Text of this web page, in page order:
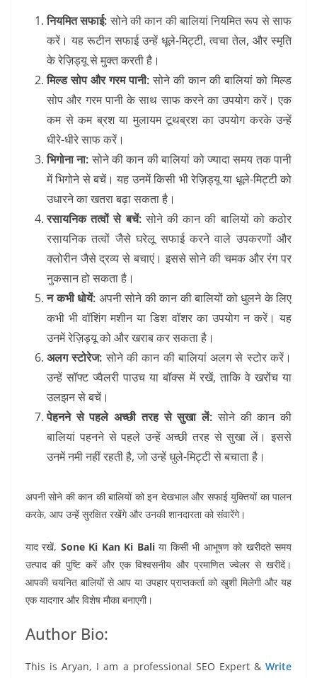
नियमित सफाई:सोने की कान की बालियां नियमित रूप से साफ
करें। यह रूटीन सफाई उन्हें धूले-मिट्टी, त्वचा तेल, और स्मृति
के रेज़िड्यू से मुक्त करती है।
मिल्ड सोप और गरम पानी:सोने की कान की बालियां को मिल्ड
सोप और गरम पानी के साथ साफ करने का उपयोग करें। एक
कम से कम ब्रश या मुलायम टूथब्रश का उपयोग करके उन्हें
धीरे-धीरे साफ करें।
भिगोना ना:सोने की कान की बालियां को ज्यादा समय तक पानी
में भिगोने से बचें। यह उनमें किसी भी रेज़िड्यू या धूले-मिट्टी को
उधारने का खतरा बढ़ा सकता है।
रसायनिक तत्वों से बचें:सोने की कान की बालियों को कठोर
रसायनिक तत्वों जैसे घरेलू सफाई करने वाले उपकरणों और
क्लोरीन जैसे द्रव्य से बचाएं। इससे सोने की चमक और रंग पर
नुकसान हो सकता है।
न कभी धोयें: अपनी सोने की कान की बालियों को धुलने के लिए
कभी भी वॉशिंग मशीन या डिश वॉशर का उपयोग न करें। यह
उनमें रेज़िड्यू को और खराब कर सकता है।
अलग स्टोरेज: सोने की कान की बालियां अलग से स्टोर करें।
उन्हें सॉफ्ट ज्वैलरी पाउच या बॉक्स में रखें, ताकि वे खरोंच या
उलझन से बचें।
पेहनने से पहले अच्छी तरह से सुखा लें: सोने की कान की
बालियां पहनने से पहले उन्हें अच्छी तरह से सुखा लें। इससे
उनमें नमी नहीं रहती है, जो उन्हें धुले-मिट्टी से बचाता है।
अपनी सोने की कान की बालियों को इन देखभाल और सफाई युक्तियों का पालन
करके, आप उन्हें सुरक्षित रखेंगे और उनकी शानदारता को संवारेंगे।
याद रखें, Sone Ki Kan Ki Baliया किसी भी आभूषण को खरीदते समय
उत्पाद की पुष्टि करें और एक विश्वसनीय और प्रमाणित ज्वेलर से खरीदें।
आपकी चयनित बालियों से आप या उपहार प्राप्तकर्ता को खुशी मिलेगी और यह
एक यादगार और विशेष मौका बनाएगी।
Author Bio:
This is Aryan, I am a professional SEO Expert & Write